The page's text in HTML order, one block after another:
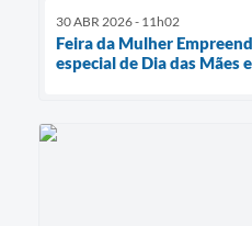
30 ABR 2026 - 11h02
Feira da Mulher
especial de Dia das Mães